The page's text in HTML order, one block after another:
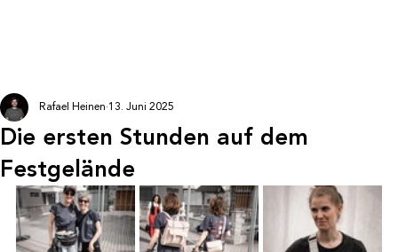
Die ersten Stunden auf dem
Festgelände
Rafael Heinen 13. Juni 2025